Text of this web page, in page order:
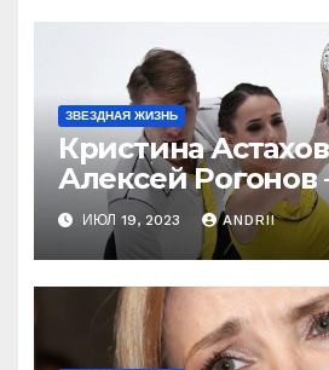
ЗВЕЗДНАЯ ЖИЗНЬ
Кристина
Алексей
ради неё, а зря!
непредсказуема
ИЮЛ 19, 2023 ANDRII